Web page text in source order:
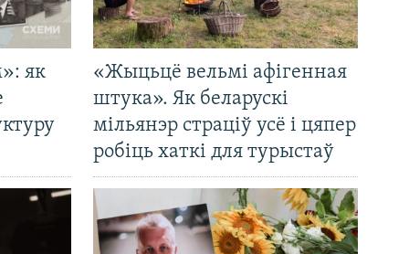
як
«Жыцьцё вельмі афігенная
штука». Як беларускі
мільянэр страціў усё і цяпер
робіць хаткі для турыстаў